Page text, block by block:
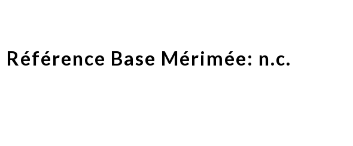
Référence Base Mérimée: n.c.